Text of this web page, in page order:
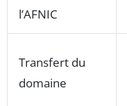
l’AFNIC
Transfert du
domaine